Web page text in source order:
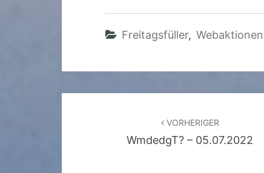
Freitagsfüller, Webaktionen
Beitragsnavigation
VORHERIGER
WmdedgT? – 05.07.2022